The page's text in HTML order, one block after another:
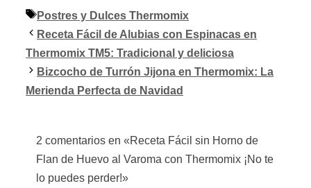
Etiquetas
Postres y Dulces Thermomix
Receta Fácil de Alubias con Espinacas en
Thermomix TM5: Tradicional y deliciosa
Bizcocho de Turrón Jijona en Thermomix: La
Merienda Perfecta de Navidad
2 comentarios en «Receta Fácil sin Horno de
Flan de Huevo al Varoma con Thermomix ¡No te
lo puedes perder!»